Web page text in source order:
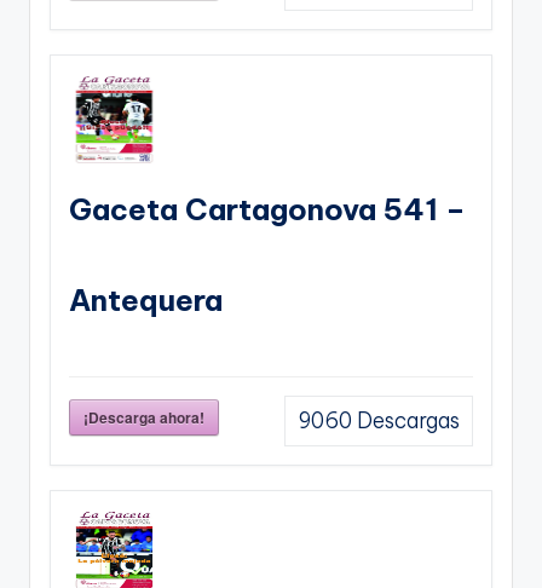
Gaceta Cartagonova 541 –
Antequera
¡Descarga ahora! 9060 Descargas